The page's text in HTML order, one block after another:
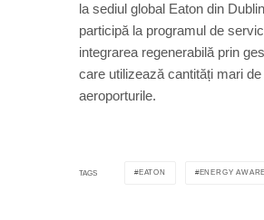
la sediul global Eaton din
participă la programul de
integrarea regenerabilă prin
care utilizează cantități mari
aeroporturile.
TAGS EATON ENERGY AWARE